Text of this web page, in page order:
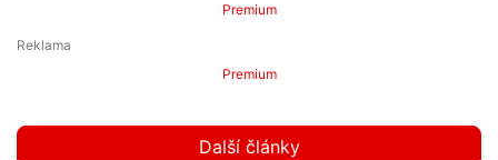
Premium
Premium
Další články